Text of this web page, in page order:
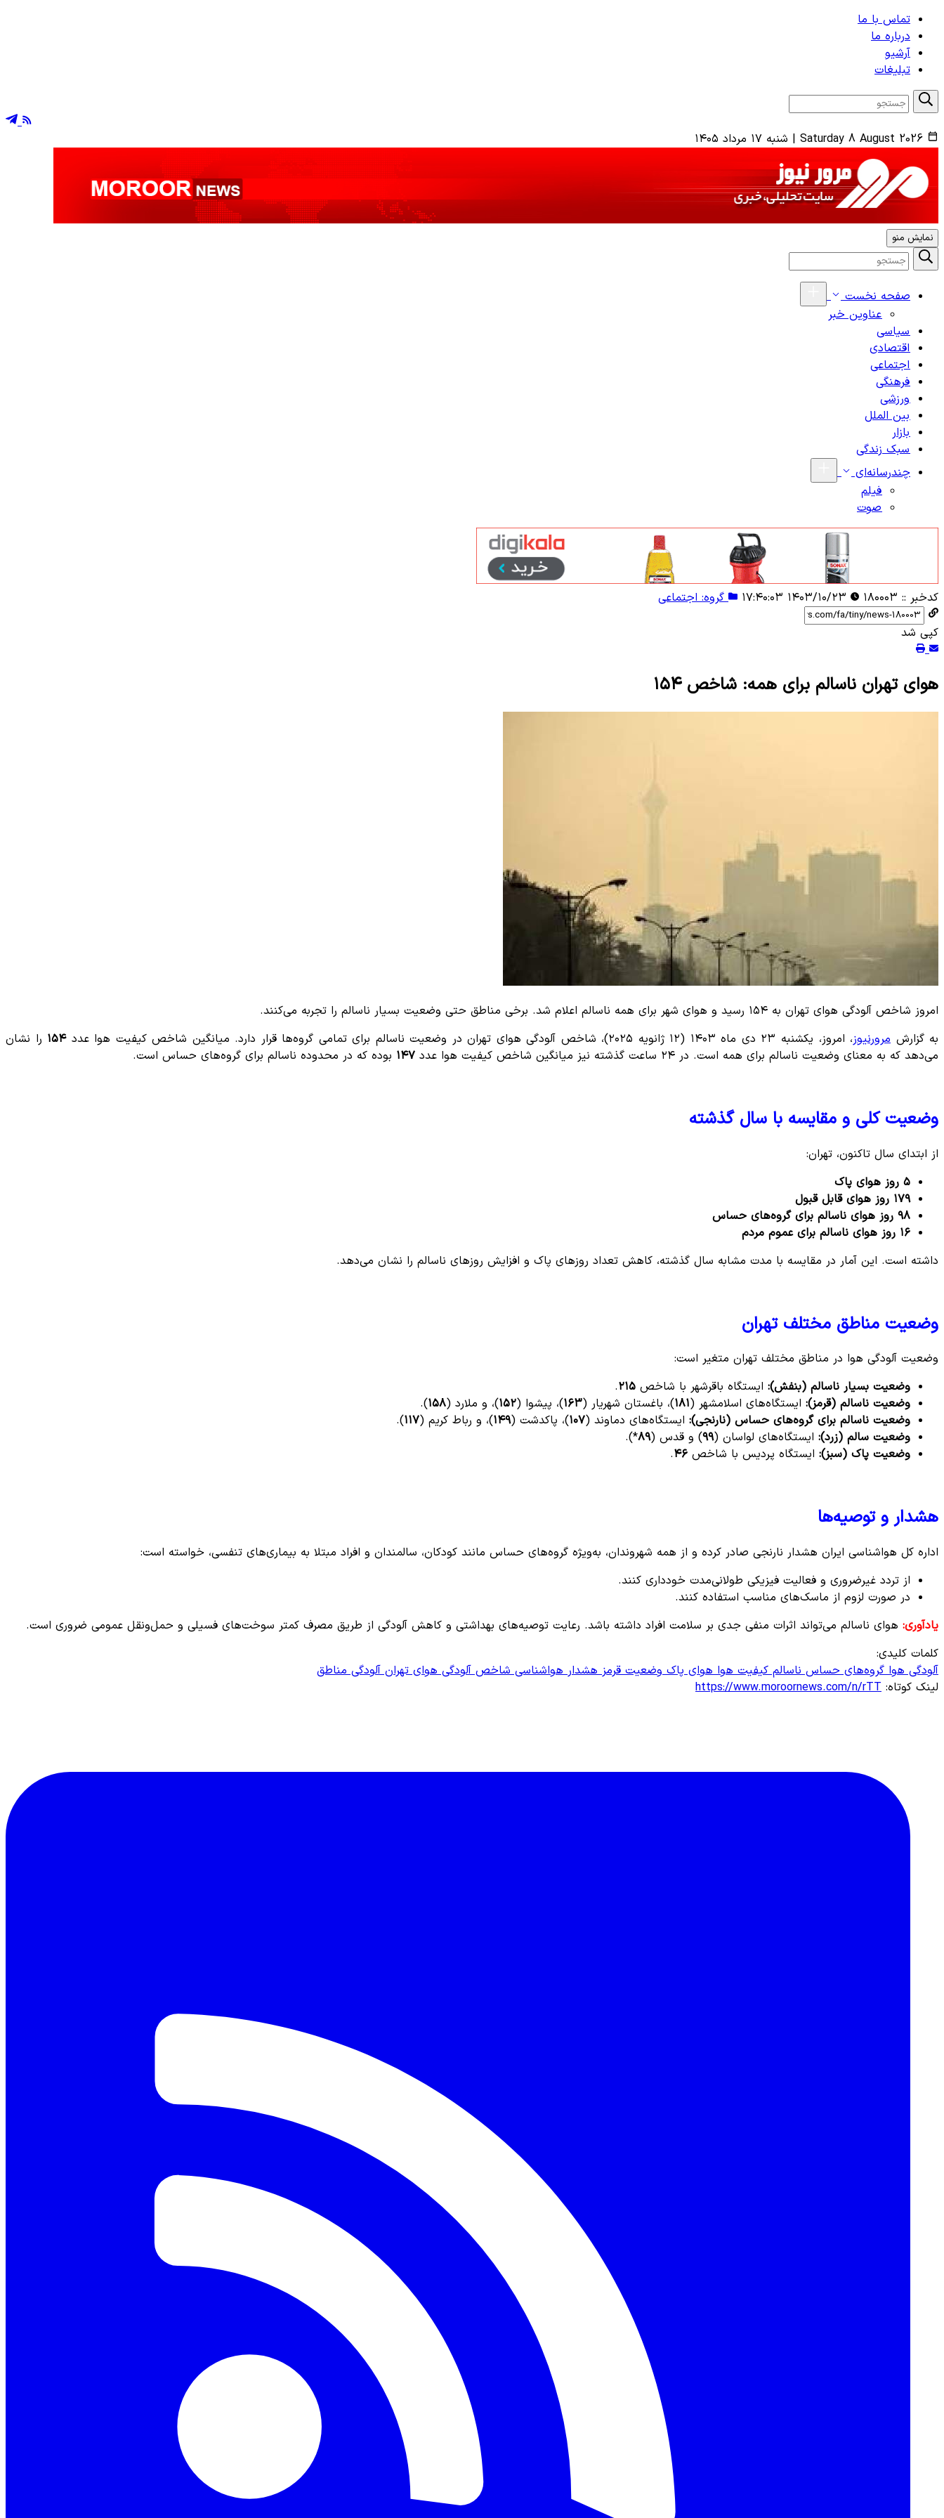
تماس با ما
درباره ما
آرشیو
تبلیغات
Saturday 8 August 2026
| شنبه ۱۷ مرداد ۱۴۰۵
نمایش منو
صفحه نخست
عناوین خبر
سیاسی
اقتصادی
اجتماعی
فرهنگی
ورزشی
بین الملل
بازار
سبک زندگی
چندرسانه‌ای
فیلم
صوت
کدخبر :: ۱۸۰۰۰۳ گروه: اجتماعی
کپی شد
هوای تهران ناسالم برای همه: شاخص ۱۵۴
امروز شاخص آلودگی هوای تهران به ۱۵۴ رسید و هوای شهر برای همه ناسالم اعلام شد. برخی مناطق حتی وضعیت بسیار ناسالم را تجربه می‌کنند.
به گزارش مرورنیوز، امروز، یکشنبه ۲۳ دی ماه ۱۴۰۳ (۱۲ ژانویه ۲۰۲۵)، شاخص آلودگی هوای تهران در وضعیت ناسالم برای تمامی گروه‌ها قرار دارد. میانگین شاخص کیفیت هوا عدد ۱۵۴ را نشان
می‌دهد که به معنای وضعیت ناسالم برای همه است. در ۲۴ ساعت گذشته نیز میانگین شاخص کیفیت هوا عدد
۱۴۷ بوده که در محدوده ناسالم برای گروه‌های حساس است.
وضعیت کلی و مقایسه با سال گذشته
از ابتدای سال تاکنون، تهران:
۵ روز هوای پاک
۱۷۹ روز هوای قابل قبول
۹۸ روز هوای ناسالم برای گروه‌های حساس
۱۶ روز هوای ناسالم برای عموم مردم
داشته است. این آمار در مقایسه با مدت مشابه سال گذشته، کاهش تعداد روزهای پاک و افزایش روزهای ناسالم را نشان می‌دهد.
وضعیت مناطق مختلف تهران
وضعیت آلودگی هوا در مناطق مختلف تهران متغیر است:
وضعیت بسیار ناسالم (بنفش): ایستگاه باقرشهر با شاخص ۲۱۵.
وضعیت ناسالم (قرمز): ایستگاه‌های اسلامشهر (۱۸۱)، باغستان شهریار (۱۶۳)، پیشوا (۱۵۲)، و ملارد (۱۵۸).
وضعیت ناسالم برای گروه‌های حساس (نارنجی): ایستگاه‌های دماوند (۱۰۷)، پاکدشت (۱۴۹)، و رباط کریم (۱۱۷).
وضعیت سالم (زرد): ایستگاه‌های لواسان (۹۹) و قدس (۸۹*).
وضعیت پاک (سبز): ایستگاه پردیس با شاخص ۴۶.
هشدار و توصیه‌ها
اداره کل هواشناسی ایران هشدار نارنجی صادر کرده و از همه شهروندان، به‌ویژه گروه‌های حساس مانند کودکان، سالمندان و افراد مبتلا به بیماری‌های تنفسی، خواسته است:
از تردد غیرضروری و فعالیت فیزیکی طولانی‌مدت خودداری کنند.
در صورت لزوم از ماسک‌های مناسب استفاده کنند.
یادآوری: هوای ناسالم می‌تواند اثرات منفی جدی بر سلامت افراد داشته باشد. رعایت توصیه‌های بهداشتی و کاهش آلودگی از طریق مصرف کمتر سوخت‌های فسیلی و حمل‌ونقل عمومی ضروری است.
کلمات کلیدی:
آلودگی هواگروه‌های حساسناسالمکیفیت هواهوای پاکوضعیت قرمزهشدار هواشناسیشاخص آلودگی هوای تهرانآلودگی مناطق
لینک کوتاه: https://www.moroornews.com/n/rTT